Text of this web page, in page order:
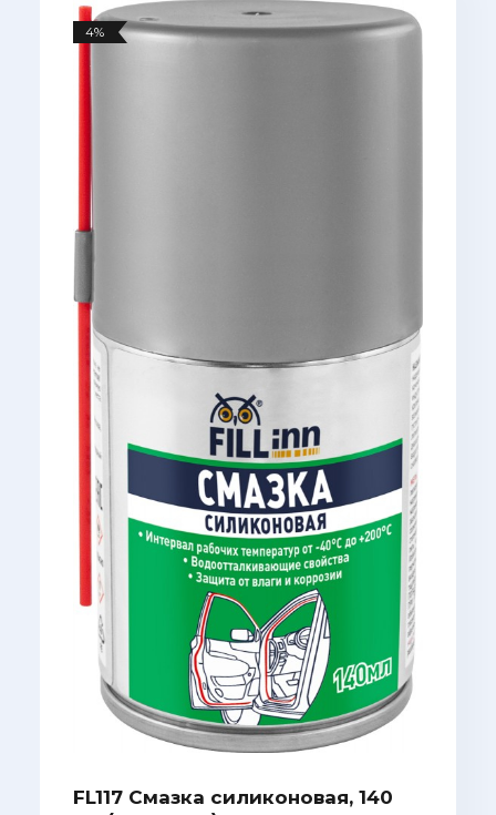
4%
FL117 Смазка силиконовая, 140